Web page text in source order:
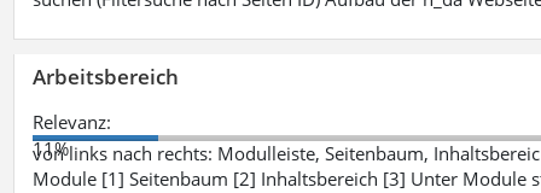
Arbeitsbereich
Relevanz:
11%
von links nach rechts: Modulleiste, Seitenbaum,
Module [1] Seitenbaum [2] Inhaltsbereich [3] Unter Module